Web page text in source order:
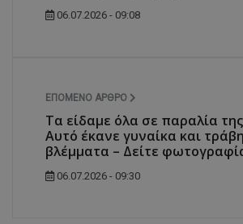
06.07.2026 - 09:08
ΕΠΌΜΕΝΟ ΆΡΘΡΟ
Τα είδαμε όλα σε παραλία
Αυτό έκανε γυναίκα και
βλέμματα – Δείτε
06.07.2026 - 09:30